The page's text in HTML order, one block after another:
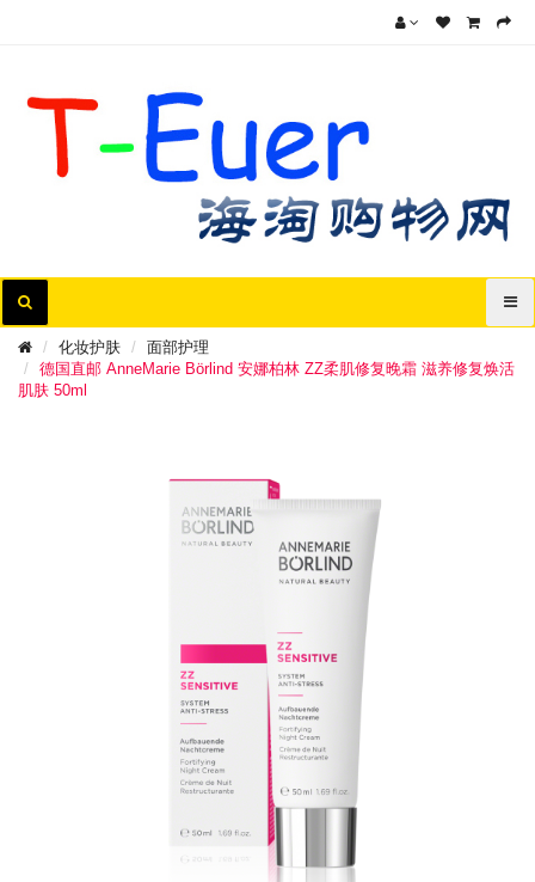
化妆护肤
面部护理
德国直邮 AnneMarie Börlind 安娜柏林 ZZ柔肌修复晚霜 滋养修复焕活
肌肤 50ml